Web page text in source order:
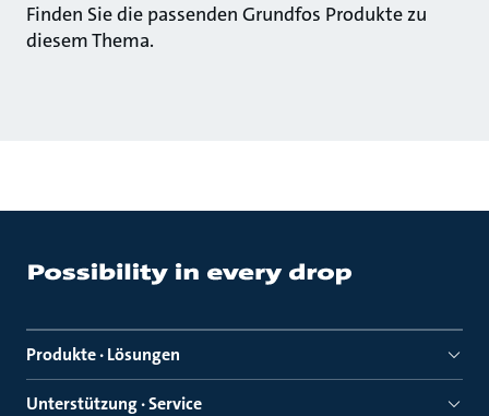
Finden Sie die passenden Grundfos Produkte zu
diesem Thema.
Produkte · Lösungen
Unterstützung · Service